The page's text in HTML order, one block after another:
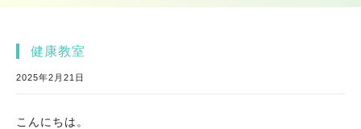
健康教室
2025年2月21日
こんにちは。